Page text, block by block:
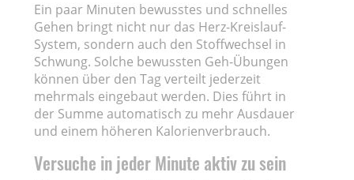
Ein paar Minuten bewusstes und schnelles
Gehen bringt nicht nur das Herz-Kreislauf-
System, sondern auch den Stoffwechsel in
Schwung. Solche bewussten Geh-Übungen
können über den Tag verteilt jederzeit
mehrmals eingebaut werden. Dies führt in
der Summe automatisch zu mehr Ausdauer
und einem höheren Kalorienverbrauch.
Versuche in jeder Minute aktiv zu sein